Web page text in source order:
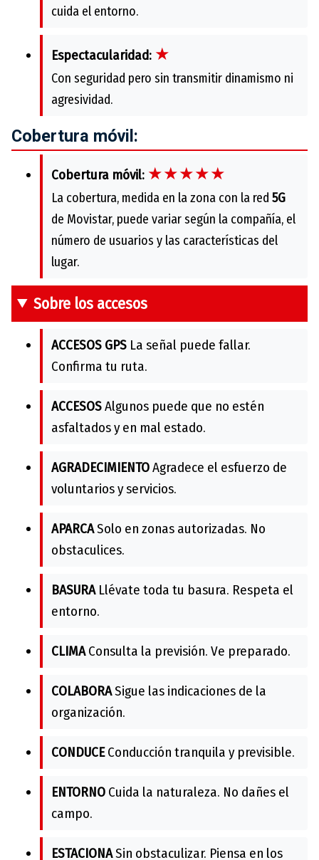
cuida el entorno.
Espectacularidad: ★
Con seguridad pero sin transmitir dinamismo ni
agresividad.
Cobertura móvil:
Cobertura móvil: ★★★★★
La cobertura, medida en la zona con la red 5G
de Movistar, puede variar según la compañía, el
número de usuarios y las características del
lugar.
Sobre los accesos
ACCESOS GPS La señal puede fallar.
Confirma tu ruta.
ACCESOSAlgunos puede que no estén
asfaltados y en mal estado.
AGRADECIMIENTOAgradece el esfuerzo de
voluntarios y servicios.
APARCASolo en zonas autorizadas. No
obstaculices.
BASURALlévate toda tu basura. Respeta el
entorno.
CLIMAConsulta la previsión. Ve preparado.
COLABORASigue las indicaciones de la
organización.
CONDUCEConducción tranquila y previsible.
ENTORNO Cuida la naturaleza. No dañes el
campo.
ESTACIONASin obstaculizar. Piensa en los